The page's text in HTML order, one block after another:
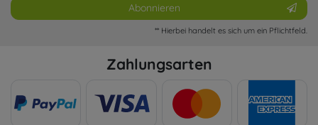
Abonnieren
** Hierbei handelt es sich um ein Pflichtfeld.
Zahlungsarten